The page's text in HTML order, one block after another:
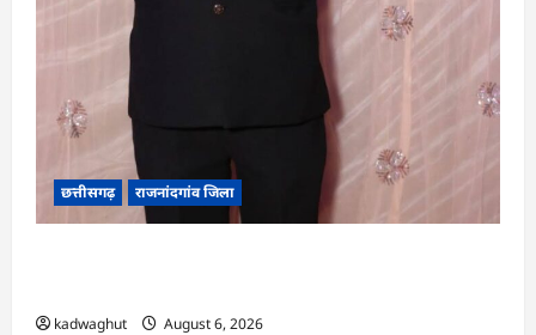
छत्तीसगढ़ राजनांदगांव जिला
kadwaghut August 6, 2026